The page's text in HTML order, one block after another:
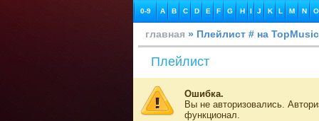
0-9 A B C D E F G H I J K L M N O
главная » Плейлист # на TopMusic
Плейлист
Ошибка.
Вы не авторизовались.
функционал.